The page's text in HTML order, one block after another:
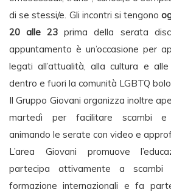
di se stessi/e. Gli incontri si tengono
20 alle 23 prima della serata
appuntamento è un’occasione per
legati all’attualità, alla cultura e
dentro e fuori la comunità LGBTQ
Il Gruppo Giovani organizza inoltre
martedì per facilitare scambi e
animando le serate con video e
L’area Giovani promuove
partecipa attivamente a
formazione internazionali e fa